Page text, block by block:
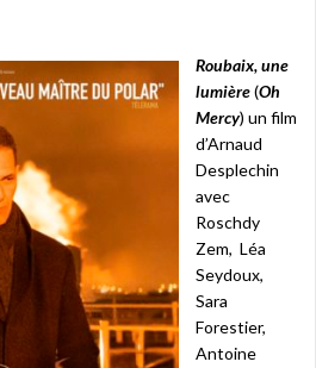
Roubaix, une
lumière(Oh
Mercy) un film
d’Arnaud
Desplechin
avec
Roschdy
Zem, Léa
Seydoux,
Sara
Forestier,
Antoine